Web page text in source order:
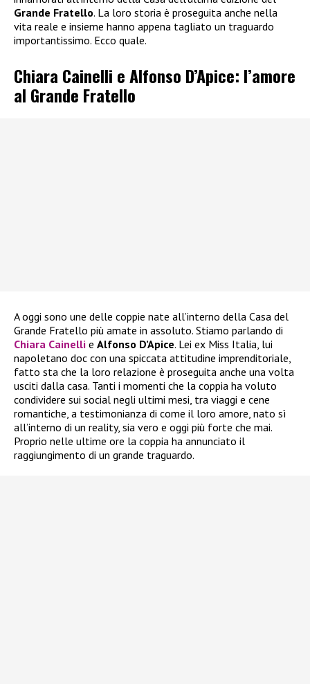
Grande Fratello. La loro storia è proseguita anche nella
vita reale e insieme hanno appena tagliato un traguardo
importantissimo. Ecco quale.
Chiara Cainelli e Alfonso D’Apice: l’amore
al Grande Fratello
A oggi sono une delle coppie nate all’interno della Casa del
Grande Fratello più amate in assoluto. Stiamo parlando di
Chiara Cainelli e Alfonso D’Apice. Lei ex Miss Italia, lui
napoletano doc con una spiccata attitudine imprenditoriale,
fatto sta che la loro relazione è proseguita anche una volta
usciti dalla casa. Tanti i momenti che la coppia ha voluto
condividere sui social negli ultimi mesi, tra viaggi e cene
romantiche, a testimonianza di come il loro amore, nato sì
all’interno di un reality, sia vero e oggi più forte che mai.
Proprio nelle ultime ore la coppia ha annunciato il
raggiungimento di un grande traguardo.